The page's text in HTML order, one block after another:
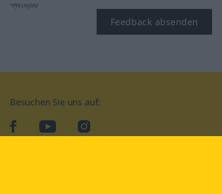
*Pflichtfeld
Feedback absenden
Besuchen Sie uns auf:
facebookYouTube Instagram